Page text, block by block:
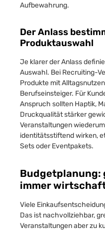
Aufbewahrung.
Der Anlass
Produktauswahl
Je klarer der Anlass
Auswahl. Bei Recruiting-
Produkte mit
Berufseinsteiger. Für
Anspruch sollten Haptik,
Druckqualität stärker
Veranstaltungen
identitätsstiftend wirken,
Sets oder Eventpakets.
immer
Viele
Das ist nachvollziehbar,
Veranstaltungen aber zu